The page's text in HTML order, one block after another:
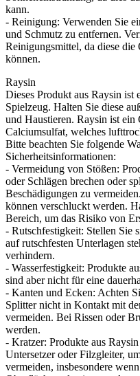
kann.
- Reinigung: Verwenden Sie
und Schmutz zu entfernen.
Reinigungsmittel, da diese die
können.
Raysin
Dieses Produkt aus Raysin ist
Spielzeug. Halten Sie diese
und Haustieren. Raysin ist
Calciumsulfat, welches
Bitte beachten Sie folgende
Sicherheitsinformationen:
- Vermeidung von Stößen:
oder Schlägen brechen oder
Beschädigungen zu
können verschluckt werden.
Bereich, um das Risiko von
- Rutschfestigkeit: Stellen Sie
auf rutschfesten Unterlagen
verhindern.
- Wasserfestigkeit: Produkte
sind aber nicht für eine
- Kanten und Ecken: Achten
Splitter nicht in Kontakt mit
vermeiden. Bei Rissen oder
werden.
- Kratzer: Produkte aus
Untersetzer oder Filzgleiter,
vermeiden, insbesondere